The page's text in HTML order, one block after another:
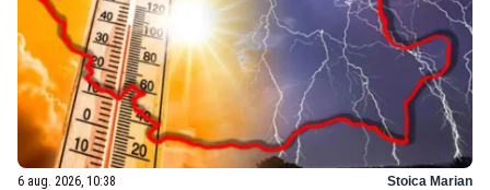
6 aug. 2026, 10:38 Stoica Marian